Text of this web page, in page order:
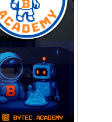
mujer en la aviación
General Rodríguez se
en Vuelo de
primer museo